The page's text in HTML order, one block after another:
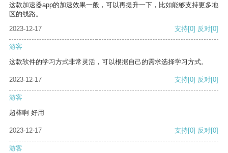
这款加速器app的加速效果一般，可以再提升一下，比如能够支持更多地
区的线路。
2023-12-17
支持[0] 反对[0]
游客
这款软件的学习方式非常灵活，可以根据自己的需求选择学习方式。
2023-12-17 支持[0] 反对[0]
游客
超棒啊 好用
2023-12-17 支持[0] 反对[0]
游客